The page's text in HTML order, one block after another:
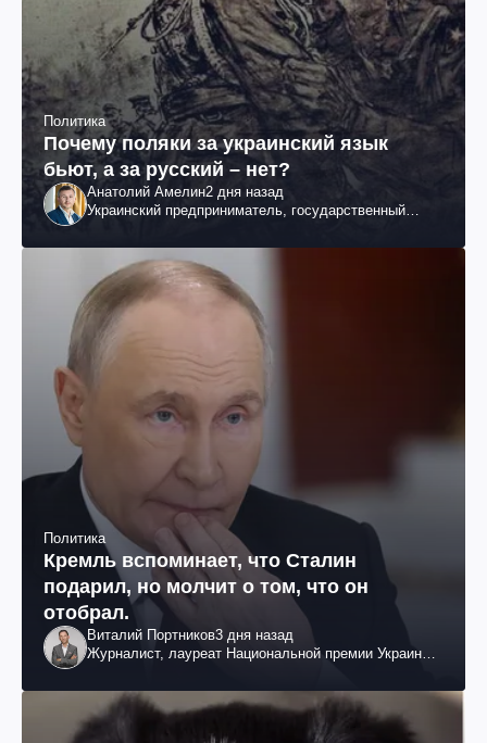
Политика
Почему поляки за украинский язык
бьют, а за русский – нет?
Анатолий Амелин2 дня назад
Украинский предприниматель, государственный
Политика
Кремль вспоминает, что Сталин
подарил, но молчит о том, что он
отобрал.
Виталий Портников3 дня назад
Журналист, лауреат Национальной премии Украины